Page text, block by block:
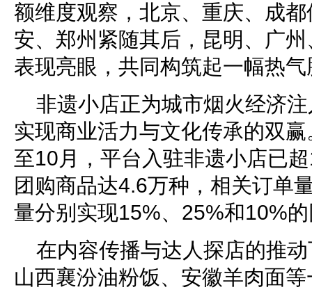
额维度观察，北京、重庆、成
安、郑州紧随其后，昆明、广
表现亮眼，共同构筑起一幅热
非遗小店正为城市烟火经济
实现商业活力与文化传承的双
至10月，平台入驻非遗小店已
团购商品达4.6万种，相关订单
量分别实现15%、25%和10%
在内容传播与达人探店的推
山西襄汾油粉饭、安徽羊肉面